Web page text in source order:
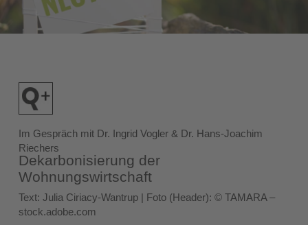
Im Gespräch mit Dr. Ingrid Vogler & Dr. Hans-Joachim
Riechers
Dekarbonisierung der
Wohnungswirtschaft
Text: Julia Ciriacy-Wantrup | Foto (Header): © TAMARA –
stock.adobe.com